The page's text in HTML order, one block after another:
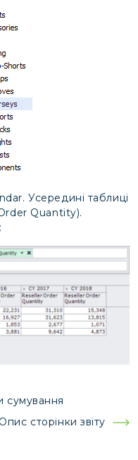
Усередині таблиці
Quantity).
сумування
Опис сторінки звіту